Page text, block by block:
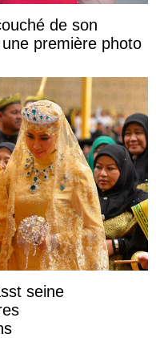
de son
première photo
seine